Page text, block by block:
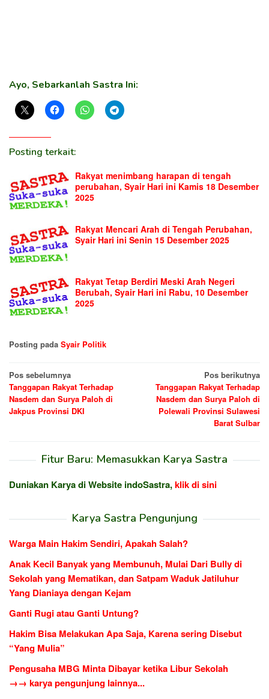
Ayo, Sebarkanlah Sastra Ini:
Posting terkait:
Rakyat menimbang harapan di tengah
perubahan, Syair Hari ini Kamis 18 Desember
2025
Rakyat Mencari Arah di Tengah Perubahan,
Syair Hari ini Senin 15 Desember 2025
Rakyat Tetap Berdiri Meski Arah Negeri
Berubah, Syair Hari ini Rabu, 10 Desember
2025
Posting pada Syair Politik
Navigasi
pos
Pos sebelumnya
Tanggapan Rakyat Terhadap
Nasdem dan Surya Paloh di
Jakpus Provinsi DKI
Pos berikutnya
Tanggapan Rakyat Terhadap
Nasdem dan Surya Paloh di
Polewali Provinsi Sulawesi
Barat Sulbar
Fitur Baru: Memasukkan Karya Sastra
Duniakan Karya di Website indoSastra,klik di sini
Karya Sastra Pengunjung
Warga Main Hakim Sendiri, Apakah Salah?
Anak Kecil Banyak yang Membunuh, Mulai Dari Bully di
Sekolah yang Mematikan, dan Satpam Waduk Jatiluhur
Yang Dianiaya dengan Kejam
Ganti Rugi atau Ganti Untung?
Hakim Bisa Melakukan Apa Saja, Karena sering Disebut
“Yang Mulia”
Pengusaha MBG Minta Dibayar ketika Libur Sekolah
→→ karya pengunjung lainnya...